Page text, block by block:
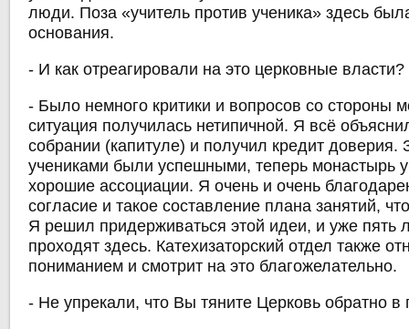
люди. Поза «учитель против ученика» здесь
основания.
- И как отреагировали на это церковные власти?
- Было немного критики и вопросов со стороны
ситуация получилась нетипичной. Я всё
собрании (капитуле) и получил кредит доверия.
учениками были успешными, теперь монастырь
хорошие ассоциации. Я очень и очень
согласие и такое составление плана занятий,
Я решил придерживаться этой идеи, и уже пять
проходят здесь. Катехизаторский отдел также
пониманием и смотрит на это благожелательно.
- Не упрекали, что Вы тяните Церковь обратно в